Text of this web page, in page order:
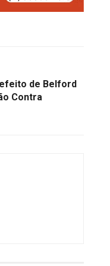
de Belford
Contra